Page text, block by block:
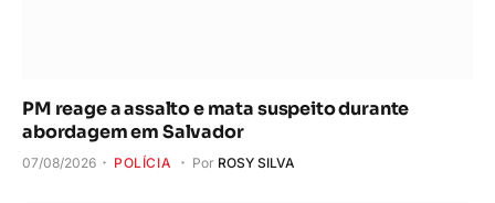
PM reage a assalto e mata suspeito durante
abordagem em Salvador
07/08/2026 POLÍCIA Por ROSY SILVA